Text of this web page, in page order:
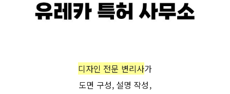
디자인 전문 변리사가
도면 구성, 설명 작성,